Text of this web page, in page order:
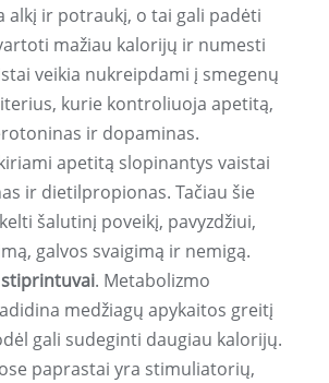
alkį ir potraukį, o tai gali padėti
mažiau kalorijų ir numesti
veikia nukreipdami į smegenų
kurie kontroliuoja apetitą,
ir dopaminas.
apetitą slopinantys vaistai
ir dietilpropionas. Tačiau šie
šalutinį poveikį, pavyzdžiui,
galvos svaigimą ir nemigą.
. Metabolizmo
medžiagų apykaitos greitį
gali sudeginti daugiau kalorijų.
paprastai yra stimuliatorių,